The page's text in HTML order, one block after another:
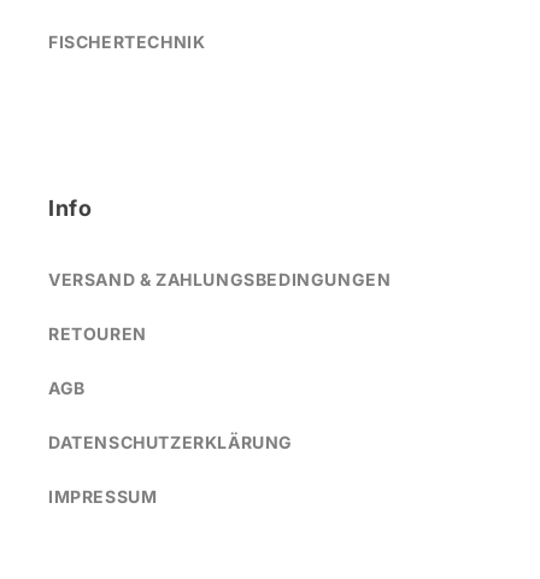
FISCHERTECHNIK
Info
VERSAND & ZAHLUNGSBEDINGUNGEN
RETOUREN
AGB
DATENSCHUTZERKLÄRUNG
IMPRESSUM